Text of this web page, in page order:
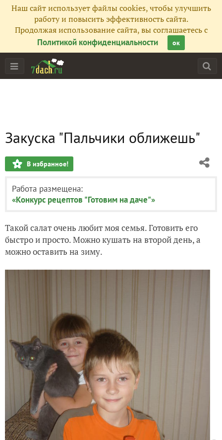
Наш сайт использует файлы cookies, чтобы улучшить
работу и повысить эффективность сайта.
Продолжая использование сайта, вы соглашаетесь с
Политикой конфиденциальности
ок
Закуска "Пальчики оближешь"
В избранное!
Работа размещена:
«Конкурс рецептов "Готовим на даче"»
Такой салат очень любит моя семья. Готовить его
быстро и просто. Можно кушать на второй день, а
можно оставить на зиму.